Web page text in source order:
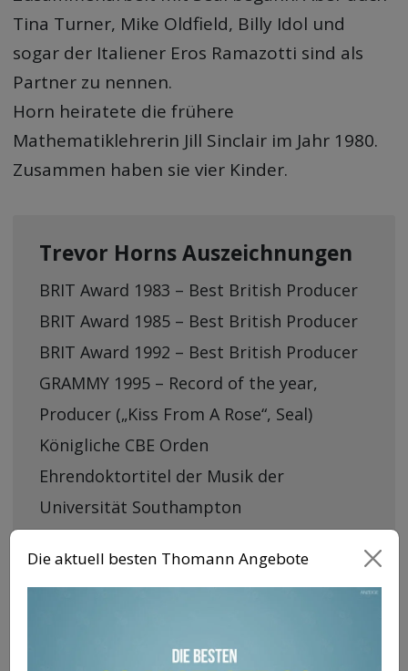
Tina Turner, Mike Oldfield, Billy Idol und
sogar der Italiener Eros Ramazotti sind als
Partner zu nennen.
Horn heiratete die frühere
Mathematiklehrerin Jill Sinclair im Jahr 1980.
Zusammen haben sie vier Kinder.
Trevor Horns Auszeichnungen
BRIT Award 1983 – Best British Producer
BRIT Award 1985 – Best British Producer
BRIT Award 1992 – Best British Producer
GRAMMY 1995 – Record of the year,
Producer („Kiss From A Rose“, Seal)
Königliche CBE Orden
Ehrendoktortitel der Musik der
Universität Southampton
Im Herbst 2004 konnte Trevor Horn sein 25-
Die aktuell besten Thomann Angebote